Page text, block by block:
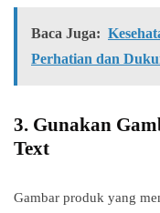
Baca Juga:
Perhatian dan
3. Gunakan
Text
Gambar produk yang